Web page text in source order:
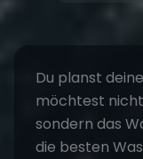
Du planst
möchtest
sondern das
die besten